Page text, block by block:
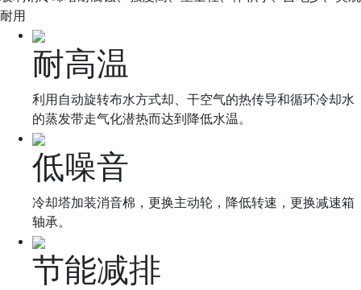
耐用
耐高温
利用自动旋转布水方式却、干空气的热传导和循环冷却水
的蒸发带走气化潜热而达到降低水温。
低噪音
冷却塔加装消音棉，更换主动轮，降低转速，更换减速箱
轴承。
节能减排